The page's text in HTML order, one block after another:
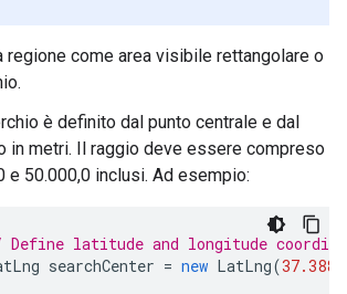
regione come area visibile rettangolare o
è definito dal punto centrale e dal
in metri. Il raggio deve essere compreso
e 50.000,0 inclusi. Ad esempio:
Define latitude and longitude
searchCenter = new LatLng(